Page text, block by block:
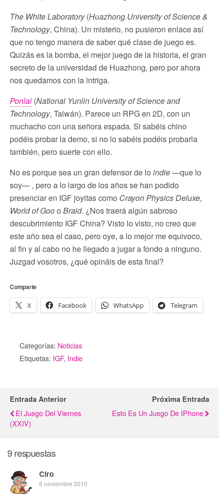
The White Laboratory(Huazhong University of Science &
Technology, China). Un misterio, no pusieron enlace así
que no tengo manera de saber qué clase de juego es.
Quizás es la bomba, el mejor juego de la historia, el gran
secreto de la universidad de Huazhong, pero por ahora
nos quedamos con la intriga.
Ponlai (National Yunlin University of Science and
Technology, Taiwán). Parece un RPG en 2D, con un
muchacho con una señora espada. Si sabéis chino
podéis probar la demo, si no lo sabéis podéis probarla
también, pero suerte con ello.
No es porque sea un gran defensor de lo indie—que lo
soy— , pero a lo largo de los años se han podido
presenciar en IGF joyitas como Crayon Physics Deluxe,
World of Gooo Braid. ¿Nos traerá algún sabroso
descubrimiento IGF China? Visto lo visto, no creo que
este año sea el caso, pero oye, a lo mejor me equivoco,
al fin y al cabo no he llegado a jugar a fondo a ninguno.
Juzgad vosotros, ¿qué opináis de esta final?
Comparte
X Facebook WhatsApp Telegram
Categorías: Noticias
Etiquetas: IGF, Indie
Entrada Anterior
El Juego Del Viernes
(XXIV)
Próxima Entrada
Esto Es Un Juego De IPhone
9 respuestas
Ciro
6 noviembre 2010